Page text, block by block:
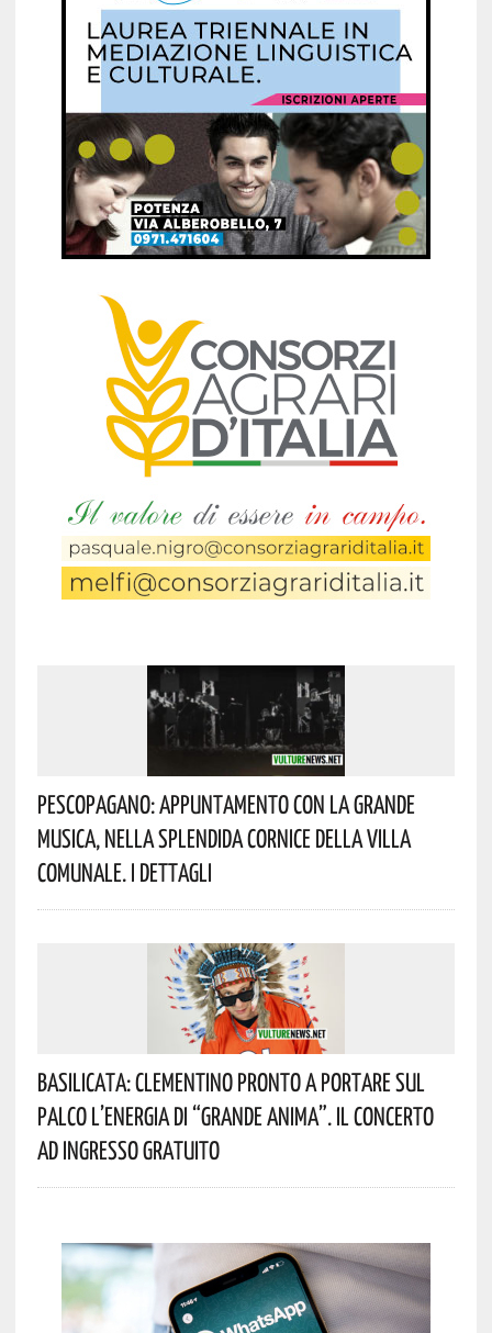
Pescopagano: Appuntamento Con La Grande
Musica, Nella Splendida Cornice Della Villa
Comunale. I Dettagli
Basilicata: Clementino Pronto A Portare Sul
Palco L’energia Di “Grande Anima”. Il Concerto
Ad Ingresso Gratuito